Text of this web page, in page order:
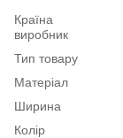
Країна
виробник
Тип товару
Матеріал
Ширина
Колір